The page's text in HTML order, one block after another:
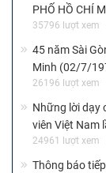
PHỐ HỒ CHÍ
35796 lượt xem
45 năm Sài
Minh (02/7/
26196 lượt xem
Những lời dạy
viên Việt Nam
24961 lượt xem
Thông báo